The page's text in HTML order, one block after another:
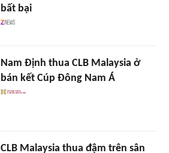
bất bại
Nam Định thua CLB Malaysia ở
bán kết Cúp Đông Nam Á
CLB Malaysia thua đậm trên sân